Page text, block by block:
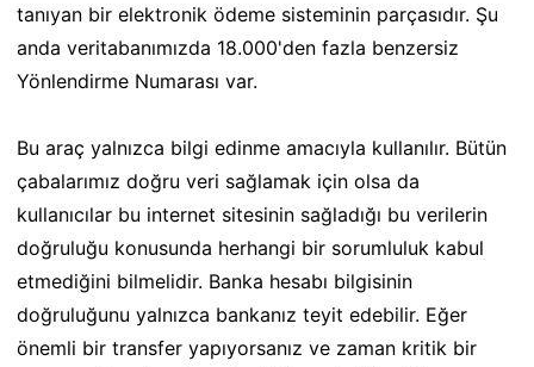
tanıyan bir elektronik ödeme sisteminin parçasıdır. Şu
anda veritabanımızda 18.000'den fazla benzersiz
Yönlendirme Numarası var.
Bu araç yalnızca bilgi edinme amacıyla kullanılır. Bütün
çabalarımız doğru veri sağlamak için olsa da
kullanıcılar bu internet sitesinin sağladığı bu verilerin
doğruluğu konusunda herhangi bir sorumluluk kabul
etmediğini bilmelidir. Banka hesabı bilgisinin
doğruluğunu yalnızca bankanız teyit edebilir. Eğer
önemli bir transfer yapıyorsanız ve zaman kritik bir